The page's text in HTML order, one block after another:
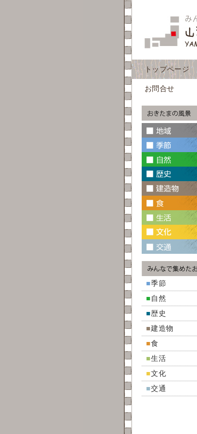
トップページ
お問合せ
■季節
■自然
■歴史
■建造物
■食
■生活
■文化
■交通